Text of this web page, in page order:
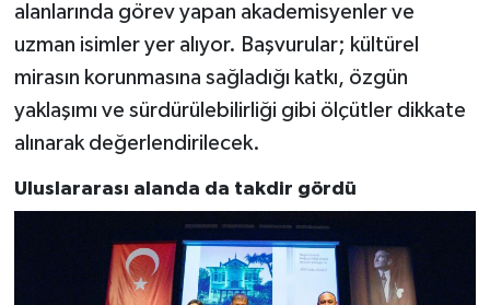
alanlarında görev yapan akademisyenler ve
uzman isimler yer alıyor. Başvurular; kültürel
mirasın korunmasına sağladığı katkı, özgün
yaklaşımı ve sürdürülebilirliği gibi ölçütler dikkate
alınarak değerlendirilecek.
Uluslararası alanda da takdir gördü